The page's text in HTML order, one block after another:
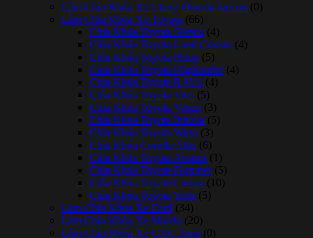
Làm Chìa Khóa Xe Chery Omoda Jaecoo (0)
Làm Chìa Khóa Xe Toyota (66)
Chìa Khóa Toyota Sienna (4)
Chìa Khóa Toyota Land Cruiser (4)
Chìa Khóa Toyota Hilux (5)
Chìa Khóa Toyota Highlander (4)
Chìa Khóa Toyota RAV4 (4)
Chìa Khóa Toyota Vios (5)
Chìa Khóa Toyota Venza (3)
Chìa Khóa Toyota Innova (5)
Chìa Khóa Toyota Wigo (3)
Chìa Khóa Corolla Altis (6)
Chìa Khóa Toyota Avanza (1)
Chìa Khóa Toyota Fortuner (5)
Chìa Khóa Toyota Camry (10)
Chìa Khóa Toyota Yaris (5)
Làm Chìa Khóa Xe Ford (34)
Làm Chìa Khóa Xe Mazda (20)
Làm Chìa Khóa Xe GAC Aion (0)